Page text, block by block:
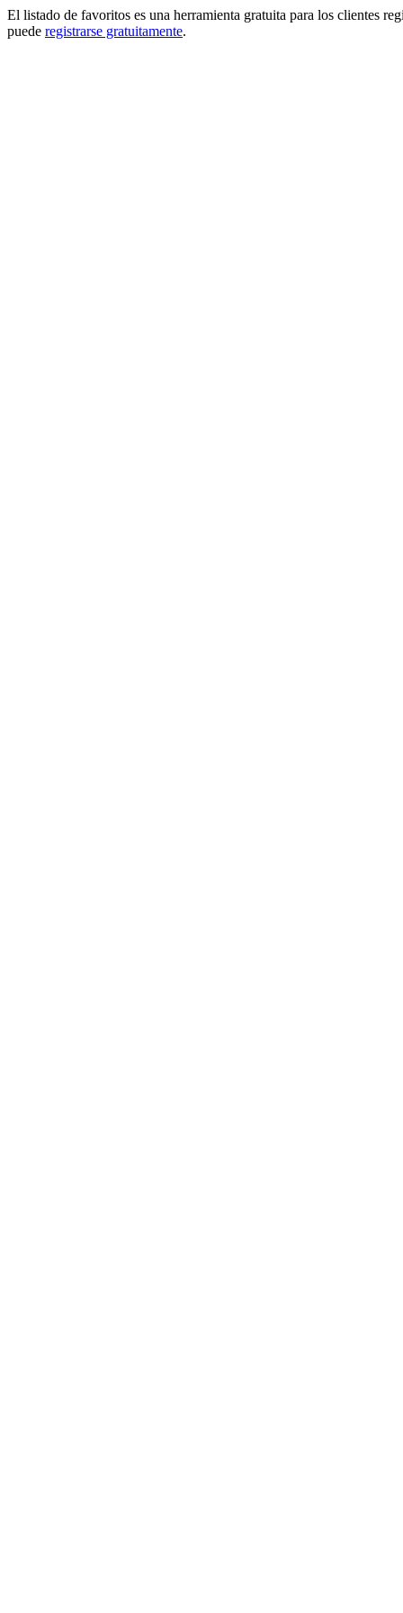
El listado de favoritos es una herramienta gratuita para los clientes
puede registrarse gratuitamente.